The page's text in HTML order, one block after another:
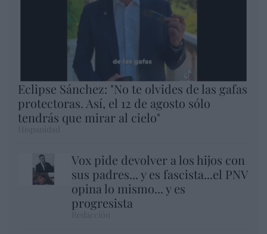
Eclipse Sánchez: "No te olvides de las gafas
protectoras. Así, el 12 de agosto sólo
tendrás que mirar al cielo"
Vox pide devolver a los hijos con
sus padres... y es fascista...el PNV
opina lo mismo... y es
progresista